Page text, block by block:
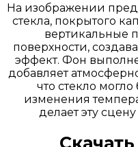
На изображении
стекла, покрытого
вертикальные
поверхности,
эффект. Фон
добавляет
что стекло
изменения
делает эту